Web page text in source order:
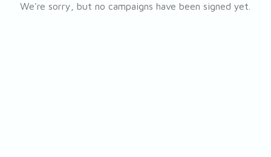
We're sorry, but no campaigns have been signed yet.